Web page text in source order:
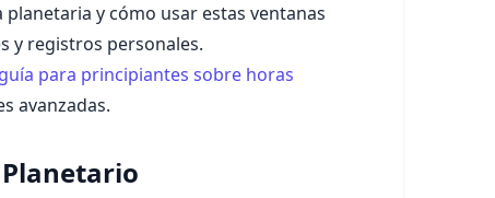
y cómo usar estas ventanas
y registros personales.
guía para principiantes sobre horas
avanzadas.
Planetario